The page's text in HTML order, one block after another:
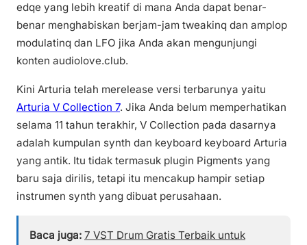
edqe yang lebih kreatif di mana Anda dapat benar-
benar menghabiskan berjam-jam tweakinq dan amplop
modulatinq dan LFO jika Anda akan mengunjungi
konten audiolove.club.
Kini Arturia telah merelease versi terbarunya yaitu
Arturia V Collection 7. Jika Anda belum memperhatikan
selama 11 tahun terakhir, V Collection pada dasarnya
adalah kumpulan synth dan keyboard keyboard Arturia
yang antik. Itu tidak termasuk plugin Pigments yang
baru saja dirilis, tetapi itu mencakup hampir setiap
instrumen synth yang dibuat perusahaan.
Baca juga: 7 VST Drum Gratis Terbaik untuk